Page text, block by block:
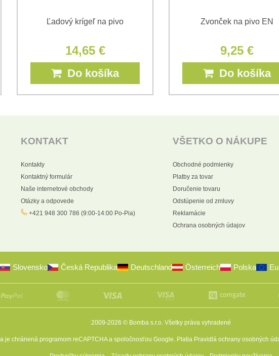
Ľadový krígeľ na pivo
14,65 €
Do košíka
Zvonček na pivo EN
9,25 €
Do košíka
KONTAKT
Kontakty
Kontaktný formulár
Naše internetové obchody
Otázky a odpovede
+421 948 300 786 (9:00-14:00 Po-Pia)
VŠETKO O NÁKUPE
Obchodné podmienky
Platby za tovar
Doručenie tovaru
Odstúpenie od zmluvy
Reklamácie
Ochrana osobných údajov
Slovensko Česká Republika Deutschland Österreich Polska
2009-2026 © Bomba s.r.o. Všetky práva vyhradené
je chránená programom reCAPTCHA a spoločnosťou Google. Platia Pravidlá ochrany osobných